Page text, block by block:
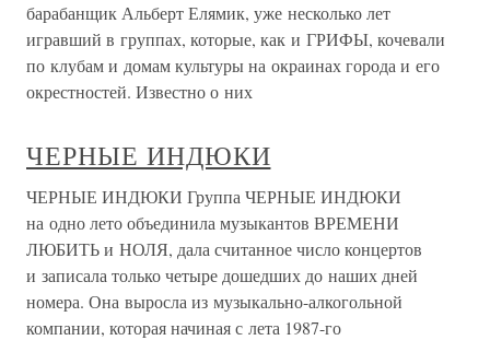
барабанщик Альберт Елямик, уже несколько лет
игравший в группах, которые, как и ГРИФЫ, кочевали
по клубам и домам культуры на окраинах города и его
окрестностей. Известно о них
ЧЕРНЫЕ ИНДЮКИ
ЧЕРНЫЕ ИНДЮКИ Группа ЧЕРНЫЕ ИНДЮКИ
на одно лето объединила музыкантов ВРЕМЕНИ
ЛЮБИТЬ и НОЛЯ, дала считанное число концертов
и записала только четыре дошедших до наших дней
номера. Она выросла из музыкально-алкогольной
компании, которая начиная с лета 1987-го